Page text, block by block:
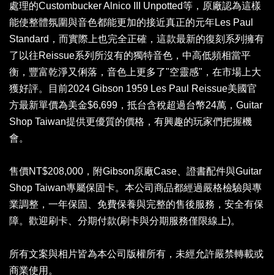
處理的Custombucker Alnico III Unpotted等，原廠認為這樣
能使整體氛圍與音色都能更加的接近真正的元年Les Paul
Standard，而實際上也完全正確，這款最新的復刻系列擁有
了以往Reissue系列所沒有的獨特音色，中高低頻相當平
衡，豐富乾淨又俐落，音色上更多了"空靈感"，在市場上大
獲好評。目前2024 Gibson 1959 Les Paul Reissue美國官
方最新單價為美金$6,699，抵台含稅超過台幣24萬，Guitar
Shop Taiwan提供更優質的價格，有興趣的玩家們把握機
會。
售價NT$208,000，附Gibson原廠Case、證書配件與Guitar
Shop Taiwan專屬保固卡。本公司商品都經過嚴格檢驗與專
業調整，一年保固、免費保養與完整的售後服務，安全有保
障。歡迎刷卡、分期付款(刷卡與分期服務僅限線上)。
所有文案與相片皆為本公司版權所有，未經允許嚴禁轉載或
商業使用。